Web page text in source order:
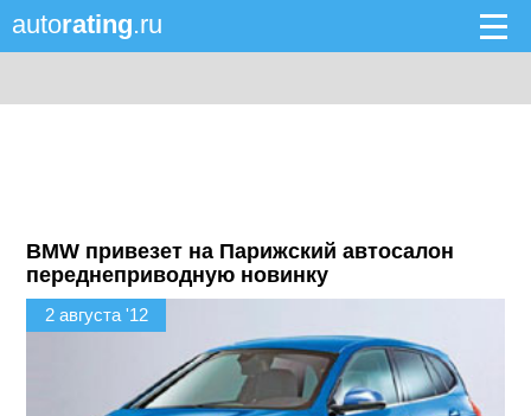
autorating.ru
BMW привезет на Парижский автосалон
переднеприводную новинку
2 августа '12